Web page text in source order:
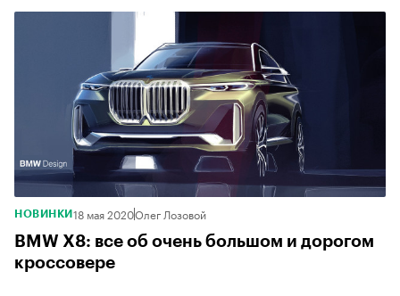
НОВИНКИ 18 мая 2020Олег Лозовой
BMW X8: все об очень большом и дорогом
кроссовере